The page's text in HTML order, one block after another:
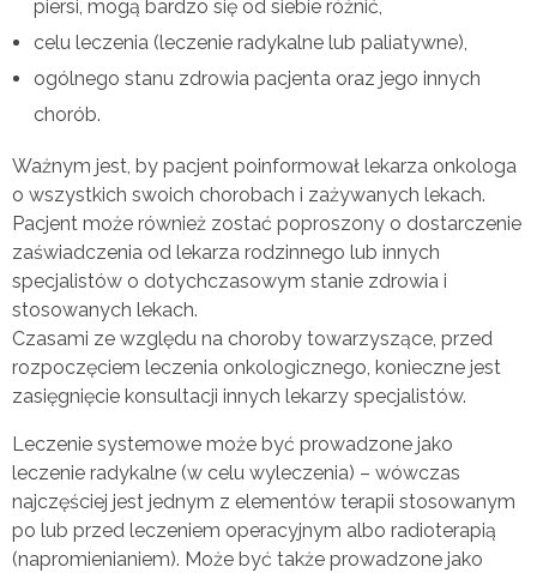
piersi, mogą bardzo się od siebie różnić,
celu leczenia (leczenie radykalne lub paliatywne),
ogólnego stanu zdrowia pacjenta oraz jego innych
chorób.
Ważnym jest, by pacjent poinformował lekarza onkologa
o wszystkich swoich chorobach i zażywanych lekach.
Pacjent może również zostać poproszony o dostarczenie
zaświadczenia od lekarza rodzinnego lub innych
specjalistów o dotychczasowym stanie zdrowia i
stosowanych lekach.
Czasami ze względu na choroby towarzyszące, przed
rozpoczęciem leczenia onkologicznego, konieczne jest
zasięgnięcie konsultacji innych lekarzy specjalistów.
Leczenie systemowe może być prowadzone jako
leczenie radykalne (w celu wyleczenia) – wówczas
najczęściej jest jednym z elementów terapii stosowanym
po lub przed leczeniem operacyjnym albo radioterapią
(napromienianiem). Może być także prowadzone jako